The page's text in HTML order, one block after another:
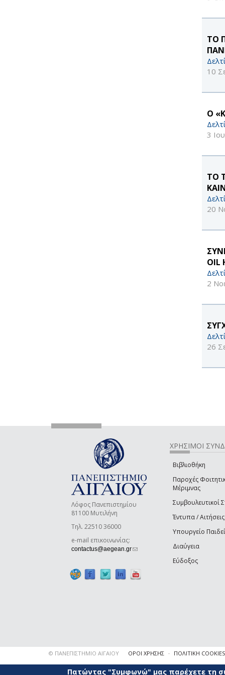
ΤΟ
10
Ο
3
ΤΟ
20
OIL
2
26
Λόφος Πανεπιστημίου
81100 Μυτιλήνη
Τηλ. 22510 36000
e-mail επικοινωνίας:
contactus@aegean.gr(link sends e-mail)
ΧΡΗΣΙΜΟΙ
Βιβλιοθήκη
Παροχές
Μέριμνας
Συμβουλευτικοί
Έντυπα / Αιτήσεις
Υπουργείο
Διαύγεια
Εύδοξος
© ΠΑΝΕΠΙΣΤΗΜΙΟ ΑΙΓΑΙΟΥ ΟΡΟΙ ΧΡΗΣΗΣ ΠΟΛΙΤΙΚΗ COOKIES
Πατώντας "Συμφωνώ" μας παρέχετε τη